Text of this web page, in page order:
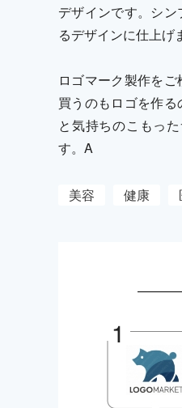
デザインです。シ
るデザインに仕上げ
ロゴマーク製作を
買うのもロゴを作
と気持ちのこもっ
す。A
美容 健康